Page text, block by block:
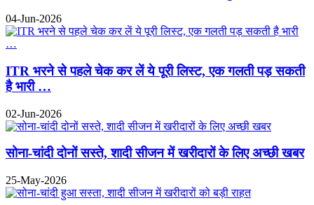
04-Jun-2026
ITR भरने से पहले चेक कर लें ये पूरी लिस्ट, एक गलती पड़ सकती
है भारी …
02-Jun-2026
सोना-चांदी दोनों सस्ते, शादी सीजन में खरीदारों के लिए अच्छी खबर
25-May-2026